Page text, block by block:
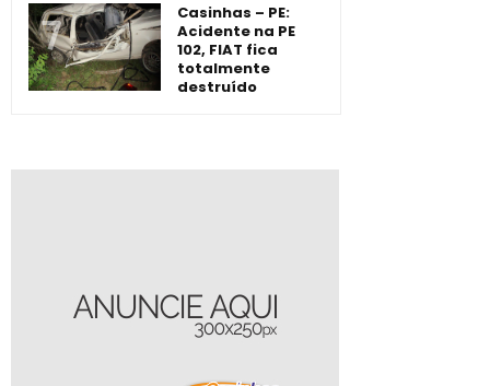
Casinhas – PE:
Acidente na PE
102, FIAT fica
totalmente
destruído